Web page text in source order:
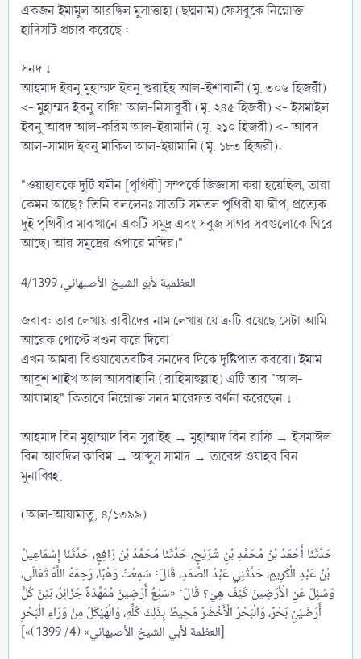
একজন ইমামুল আরদ্বিল মুসাত্তাহা (ছদ্মনাম) ফেসবুকে নিম্নোক্ত
হাদিসটি প্রচার করেছে :
সনদ ↓
আহমাদ ইবনু মুহাম্মদ ইবনু শুরাইহ আল-ইশাবানী (মৃ. ৩০৬ হিজরী)
<- মুহাম্মদ ইবনু রাফি' আল-নিসাবুরী (মৃ. ২৪৫ হিজরী) <- ইসমাইল
ইবনু আবদ আল-করিম আল-ইয়ামানি (মৃ. ২১০ হিজরী) <- আবদ
আল-সামাদ ইবনু মাকিল আল-ইয়ামানি (মৃ. ১৮৩ হিজরী):
"ওয়াহাবকে দুটি যমীন [পৃথিবী] সম্পর্কে জিজ্ঞাসা করা হয়েছিল, তারা
কেমন আছে? তিনি বললেনঃ সাতটি সমতল পৃথিবী যা দ্বীপ, প্রত্যেক
দুই পৃথিবীর মাঝখানে একটি সমুদ্র এবং সবুজ সাগর সবগুলোকে ঘিরে
আছে। আর সমুদ্রের ওপারে মন্দির।"
العظمية لأبو الشيخ الأصبهاني، 4/1399
জবাব: তার লেখায় রাবীদের নাম লেখায় যে ত্রুটি রয়েছে সেটা আমি
আরেক পোস্টে খণ্ডন করে দিবো।
এখন আমরা রিওয়ায়েতরটির সনদের দিকে দৃষ্টিপাত করবো। ইমাম
আবুশ শাইখ আল আসবাহানি (রাহিমাহুল্লাহ) এটি তার "আল-
আযামাহ" কিতাবে নিম্নোক্ত সনদ মারেফত বর্ণনা করেছেন ↓
আহমাদ বিন মুহাম্মাদ বিন সুরাইহ → মুহাম্মাদ বিন রাফি → ইসমাঈল
বিন আবদিল কারিম → আব্দুস সামাদ → তাবেঈ ওয়াহব বিন
মুনাব্বিহ.
(আল-আযামাতু, ৪/১৩৯৯)
حَدَّثَنَا أَحْمَدُ بْنُ مُحَمَّدِ بْنِ شُرَيْحٍ، حَدَّثَنَا مُحَمَّدُ بْنُ رَافِعٍ، حَدَّثَنَا إِسْمَاعِيلُ
بْنُ عَبْدِ الْكَرِيمِ، حَدَّثَنِي عَبْدُ الصَّمَدِ، قَالَ: سَمِعْتُ وَهْبًا، رَحِمَهُ اللَّهُ تَعَالَى،
وَسُئِلَ عَنِ الْأَرَضِينَ كَيْفَ هِيَ؟ قَالَ: «‌سَبْعُ ‌أَرَضِينَ ‌مُمَهَّدَةٌ جَزَائِرُ، بَيْنَ كُلِّ
أَرَضَيْنِ بَحْرٌ، وَالْبَحْرُ الْأَخْضَرُ مُحِيطٌ بِذَلِكَ كُلِّهِ، وَالْهَيْكَلُ مِنْ وَرَاءِ الْبَحْرِ
[«العظمة لأبي الشيخ الأصبهاني» (4/ 1399)]